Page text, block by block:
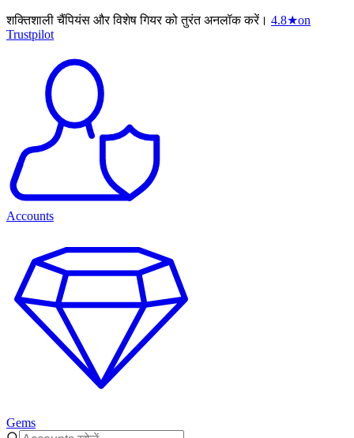
शक्तिशाली चैंपियंस और विशेष गियर को तुरंत अनलॉक करें। 4.8★on
Trustpilot
Accounts
Gems